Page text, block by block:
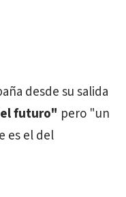
desde su salida
futuro" pero "un
es el del